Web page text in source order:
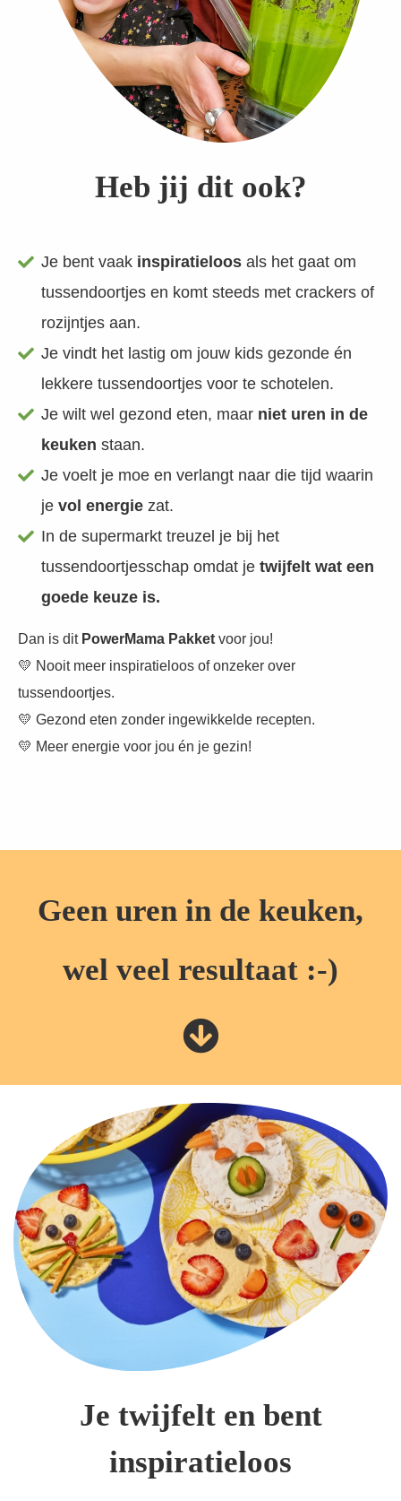
Heb jij dit ook?
Je bent vaak inspiratieloos als het gaat om
tussendoortjes en komt steeds met crackers of
rozijntjes aan.
Je vindt het lastig om jouw kids gezonde én
lekkere tussendoortjes voor te schotelen.
Je wilt wel gezond eten, maar niet uren in de
keuken staan.
Je voelt je moe en verlangt naar die tijd waarin
jevol energie zat.
In de supermarkt treuzel je bij het
tussendoortjesschap omdat je twijfelt wat een
goede keuze is.
Dan is dit PowerMama Pakket voor jou!
💛 Nooit meer inspiratieloos of onzeker over
tussendoortjes.
💛 Gezond eten zonder ingewikkelde recepten.
💛 Meer energie voor jou én je gezin!
Geen uren in de keuken,
wel veel resultaat :-)
Je twijfelt en bent
inspiratieloos